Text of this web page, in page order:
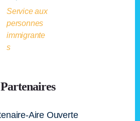
Service aux
personnes
immigrante
s
Partenaires